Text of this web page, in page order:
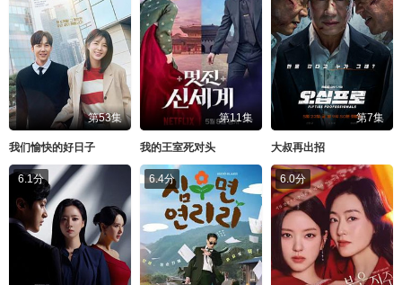
第53集
我们愉快的好日子
第11集
我的王室死对头
第7集
大叔再出招
6.1分 6.4分 6.0分